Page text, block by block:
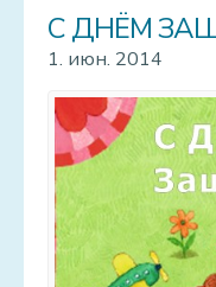
С ДНЁМ
1. июн. 2014